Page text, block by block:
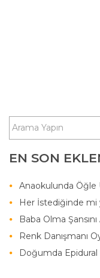
EN SON
Anaokulunda Öğle
Her İstediğinde mi
Baba Olma
Renk Danışmanı
Doğumda